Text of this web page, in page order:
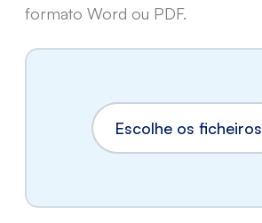
formato Word ou PDF.
Escolhe os ficheiros